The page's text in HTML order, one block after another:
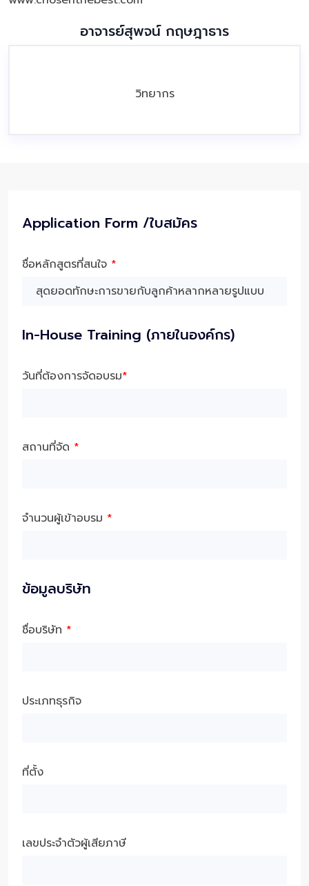
อาจารย์สุพจน์ กฤษฎาธาร
วิทยากร
Application Form /ใบสมัคร
ชื่อหลักสูตรที่สนใจ *
In-House Training (ภายในองค์กร)
วันที่ต้องการจัดอบรม*
สถานที่จัด *
จำนวนผู้เข้าอบรม *
ข้อมูลบริษัท
ชื่อบริษัท *
ประเภทธุรกิจ
ที่ตั้ง
เลขประจำตัวผู้เสียภาษี